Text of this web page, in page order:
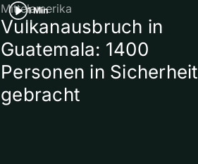
1 Min
Mittelamerika
Vulkanausbruch in
Guatemala: 1400
Personen in Sicherheit
gebracht